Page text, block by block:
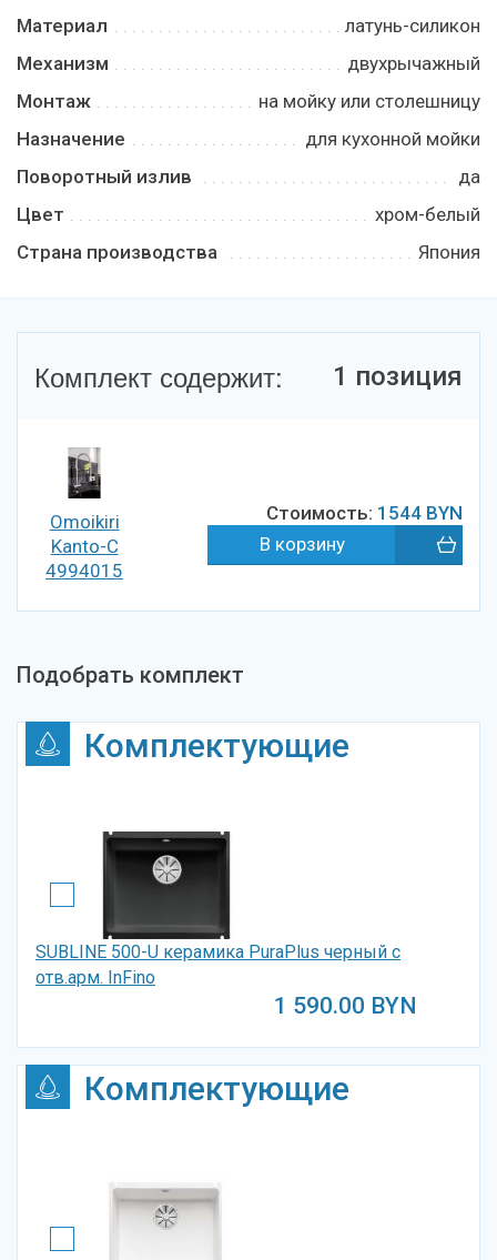
Материал
латунь-силикон
Механизм
двухрычажный
Монтаж
на мойку или столешницу
Назначение
для кухонной мойки
Поворотный излив
да
Цвет
хром-белый
Страна производства
Япония
Комплект содержит: 1 позиция
Omoikiri
Kanto-C
4994015
Стоимость: 1544 BYN
Подобрать комплект
Комплектующие
SUBLINE 500-U керамика PuraPlus черный с
отв.арм. InFino
1 590.00 BYN
Комплектующие